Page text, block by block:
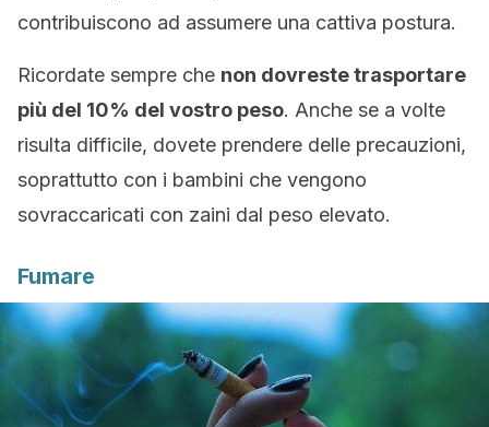
contribuiscono ad assumere una cattiva postura.
Ricordate sempre che non dovreste trasportare
più del 10% del vostro peso. Anche se a volte
risulta difficile, dovete prendere delle precauzioni,
soprattutto con i bambini che vengono
sovraccaricati con zaini dal peso elevato.
Fumare